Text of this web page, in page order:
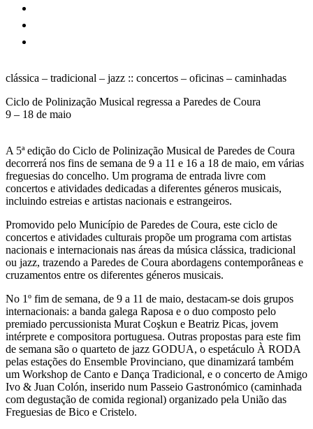
clássica – tradicional – jazz :: concertos – oficinas – caminhadas
Ciclo de Polinização Musical regressa a Paredes de Coura
9 – 18 de maio
A 5ª edição do Ciclo de Polinização Musical de Paredes de Coura
decorrerá nos fins de semana de 9 a 11 e 16 a 18 de maio, em várias
freguesias do concelho. Um programa de entrada livre com
concertos e atividades dedicadas a diferentes géneros musicais,
incluindo estreias e artistas nacionais e estrangeiros.
Promovido pelo Município de Paredes de Coura, este ciclo de
concertos e atividades culturais propõe um programa com artistas
nacionais e internacionais nas áreas da música clássica, tradicional
ou jazz, trazendo a Paredes de Coura abordagens contemporâneas e
cruzamentos entre os diferentes géneros musicais.
No 1º fim de semana, de 9 a 11 de maio, destacam-se dois grupos
internacionais: a banda galega Raposa e o duo composto pelo
premiado percussionista Murat Coşkun e Beatriz Picas, jovem
intérprete e compositora portuguesa. Outras propostas para este fim
de semana são o quarteto de jazz GODUA, o espetáculo À RODA
pelas estações do Ensemble Provinciano, que dinamizará também
um Workshop de Canto e Dança Tradicional, e o concerto de Amigo
Ivo & Juan Colón, inserido num Passeio Gastronómico (caminhada
com degustação de comida regional) organizado pela União das
Freguesias de Bico e Cristelo.